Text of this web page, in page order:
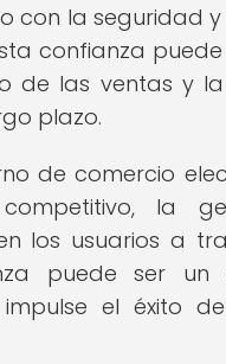
con la seguridad
confianza
de las ventas y
plazo.
de comercio
la
los usuarios a
puede ser un
el éxito